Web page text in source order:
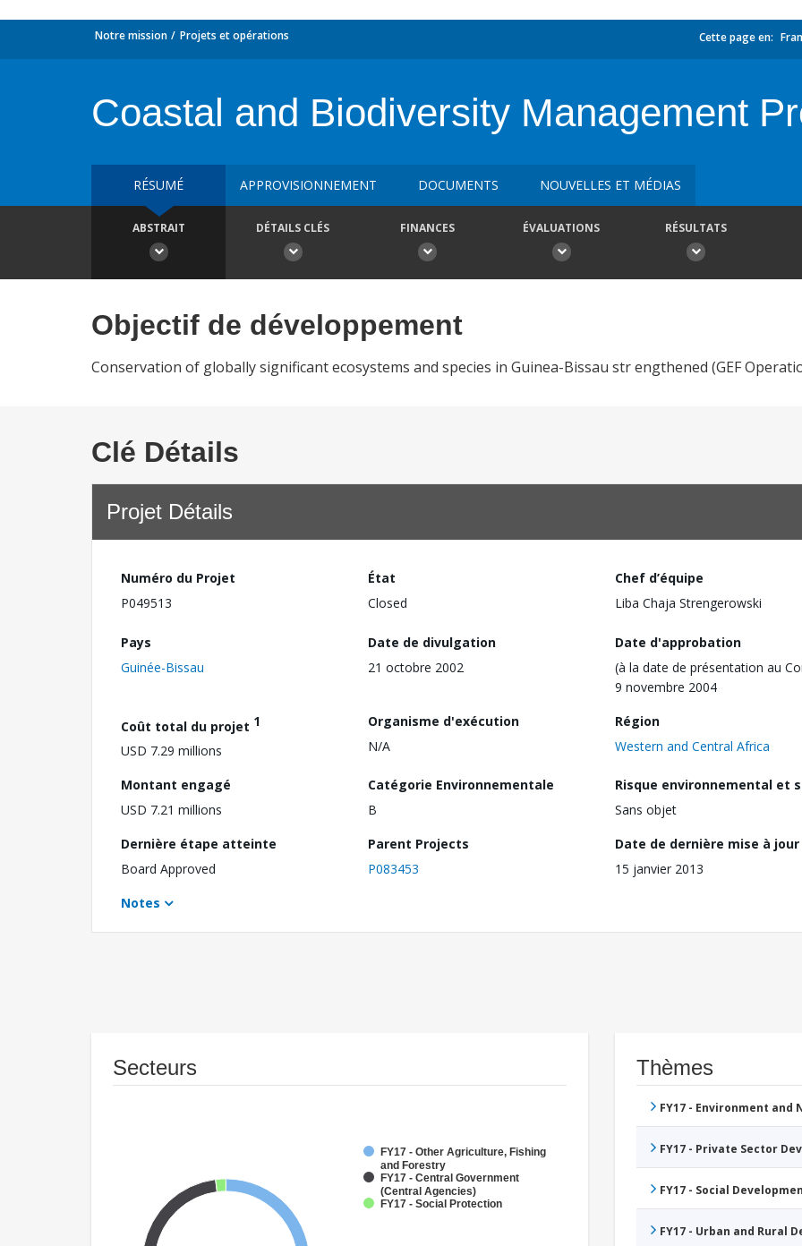
Notre mission Projets et opérations Cette page en:
Coastal and Biodiversity Management
RÉSUMÉ APPROVISIONNEMENT DOCUMENTS NOUVELLES ET MÉDIAS
ABSTRAIT DÉTAILS CLÉS FINANCES ÉVALUATIONS RÉSULTATS
Objectif de développement
Conservation of globally significant ecosystems and species in Guinea-Bissau str engthened (GEF
Clé Détails
Projet Détails
Numéro du Projet
P049513
État
Closed
Chef d’équipe
Liba Chaja Strengerowski
Pays
Guinée-Bissau
Date de divulgation
21 octobre 2002
Date d'approbation
(à la date de présentation au
9 novembre 2004
Coût total du projet 1
USD 7.29 millions
Organisme d'exécution
N/A
Région
Western and Central Africa
Montant engagé
USD 7.21 millions
Catégorie Environnementale
B
Risque environnemental et
Sans objet
Dernière étape atteinte
Board Approved
Parent Projects
P083453
Date de dernière mise à jour
15 janvier 2013
Notes
Secteurs
FY17 - Other Agriculture, Fishing
and Forestry
FY17 - Central Government
(Central Agencies)
FY17 - Social Protection
Thèmes
FY17 - Environment
FY17 - Private Sector
FY17 - Social
FY17 - Urban and Rural